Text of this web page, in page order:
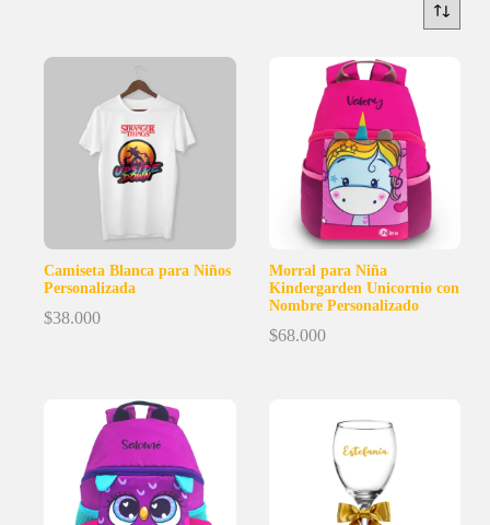
Camiseta Blanca para Niños
Personalizada
$38.000
Morral para Niña
Kindergarden Unicornio con
Nombre Personalizado
$68.000